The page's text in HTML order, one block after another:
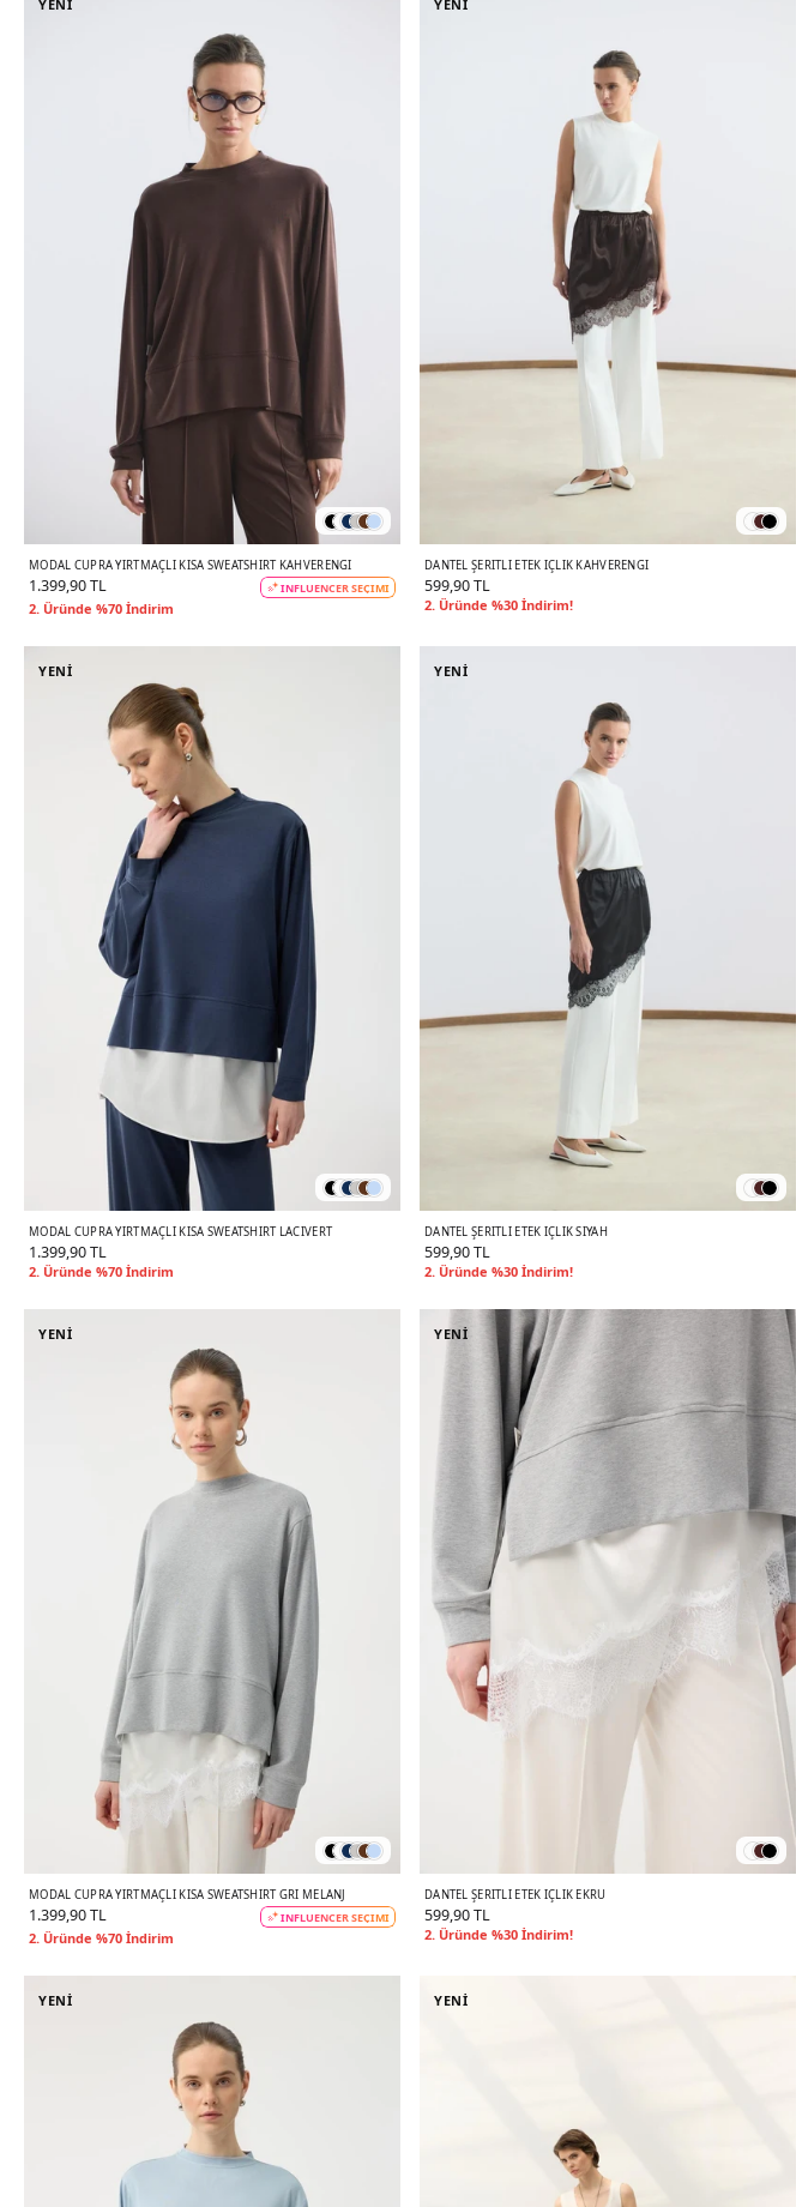
kesim ve renk seçenekleriyle; serin yaz
tasarımlardan, serin sonbahar
kadar ihtiyacınız olan seçeneklere
kadın ceket ve mont modelleri ile
oluşturmanıza yardımcı olacak
Kadriye Baştürk Online Mağazasında
YENİ
MODAL CUPRA YIRTMAÇLI KISA SWEATSHIRT KAHVERENGI
1.399,90 TL INFLUENCER SEÇİMİ
2. Üründe %70 İndirim
YENİ
DANTEL ŞERITLI ETEK İÇLIK KAHVERENGI
599,90 TL
2. Üründe %30 İndirim!
YENİ
MODAL CUPRA YIRTMAÇLI KISA SWEATSHIRT LACIVERT
1.399,90 TL
2. Üründe %70 İndirim
YENİ
DANTEL ŞERITLI ETEK İÇLIK SIYAH
599,90 TL
2. Üründe %30 İndirim!
YENİ
MODAL CUPRA YIRTMAÇLI KISA SWEATSHIRT GRI MELANJ
1.399,90 TL INFLUENCER SEÇİMİ
2. Üründe %70 İndirim
YENİ
DANTEL ŞERITLI ETEK İÇLIK EKRU
599,90 TL
2. Üründe %30 İndirim!
YENİ YENİ